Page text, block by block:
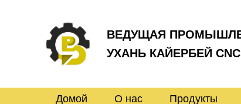
ВЕДУЩАЯ
УХАНЬ КАЙЕРБЕЙ CNC
Домой О нас Продукты